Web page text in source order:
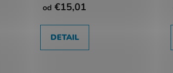
od €15,01
DETAIL